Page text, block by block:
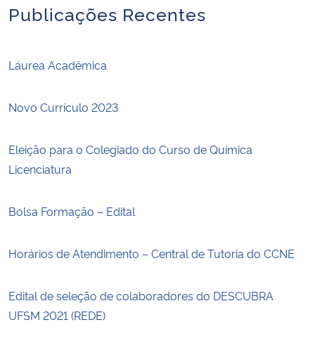
Publicações Recentes
Láurea Acadêmica
Novo Currículo 2023
Eleição para o Colegiado do Curso de Química
Licenciatura
Bolsa Formação – Edital
Horários de Atendimento – Central de Tutoria do CCNE
Edital de seleção de colaboradores do DESCUBRA
UFSM 2021 (REDE)